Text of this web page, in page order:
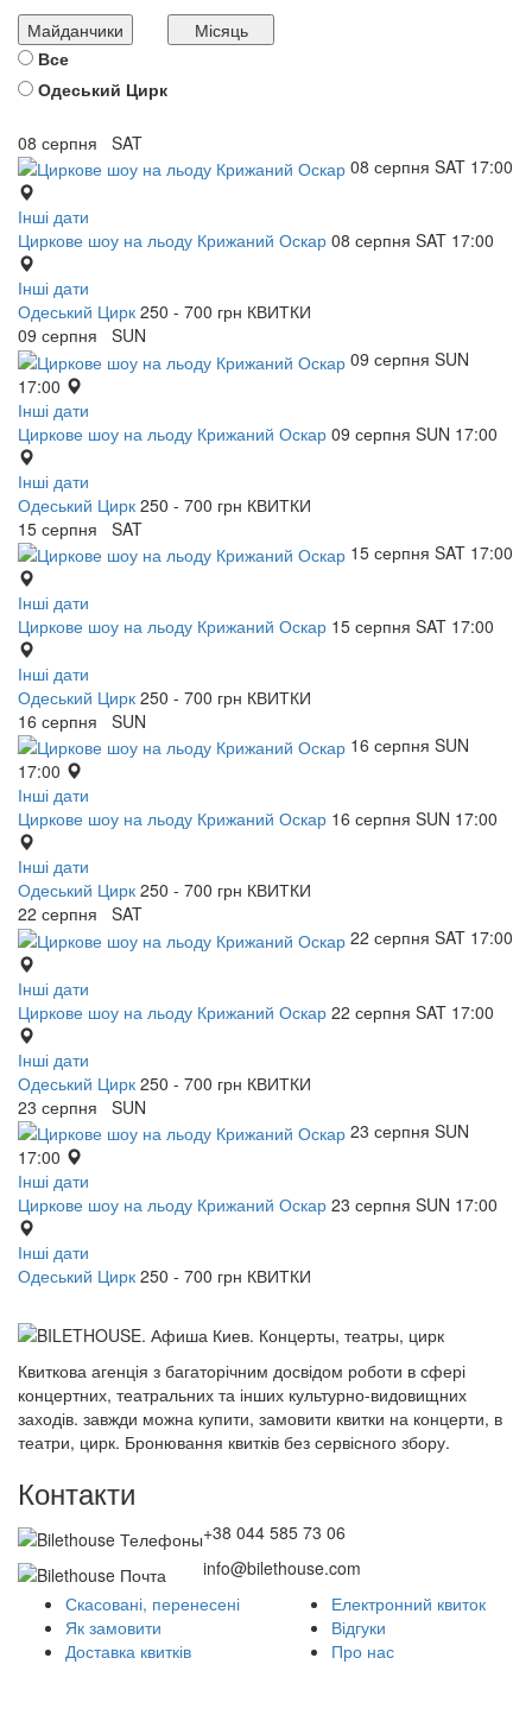
Майданчики
Все
Одеський Цирк
Місяць
08 серпня SAT
08 серпня SAT 17:00
Інші дати
Циркове шоу на льоду Крижаний Оскар 08 серпня SAT 17:00
Інші дати
Одеський Цирк 250 - 700 грн КВИТКИ
09 серпня SUN
09 серпня SUN
17:00
Інші дати
Циркове шоу на льоду Крижаний Оскар 09 серпня SUN 17:00
Інші дати
Одеський Цирк 250 - 700 грн КВИТКИ
15 серпня SAT
15 серпня SAT 17:00
Інші дати
Циркове шоу на льоду Крижаний Оскар 15 серпня SAT 17:00
Інші дати
Одеський Цирк 250 - 700 грн КВИТКИ
16 серпня SUN
16 серпня SUN
17:00
Інші дати
Циркове шоу на льоду Крижаний Оскар 16 серпня SUN 17:00
Інші дати
Одеський Цирк 250 - 700 грн КВИТКИ
22 серпня SAT
22 серпня SAT 17:00
Інші дати
Циркове шоу на льоду Крижаний Оскар 22 серпня SAT 17:00
Інші дати
Одеський Цирк 250 - 700 грн КВИТКИ
23 серпня SUN
23 серпня SUN
17:00
Інші дати
Циркове шоу на льоду Крижаний Оскар 23 серпня SUN 17:00
Інші дати
Одеський Цирк 250 - 700 грн КВИТКИ
Квиткова агенція з багаторічним досвідом роботи в сфері
концертних, театральних та інших культурно-видовищних
заходів. завжди можна купити, замовити квитки на концерти, в
театри, цирк. Бронювання квитків без сервісного збору.
Контакти
+38 044 585 73 06
info@bilethouse.com
Скасовані, перенесені
Як замовити
Доставка квитків
Електронний квиток
Відгуки
Про нас